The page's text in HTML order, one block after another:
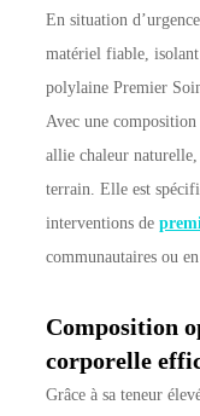
En situation
matériel fiable,
polylaine Premier
Avec une
allie chaleur
terrain. Elle est
interventions de
communautaires ou
Composition
corporelle
Grâce à sa teneur